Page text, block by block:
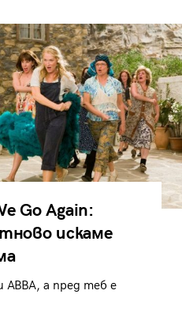
Go Again:
искаме
ABBA, а пред теб е